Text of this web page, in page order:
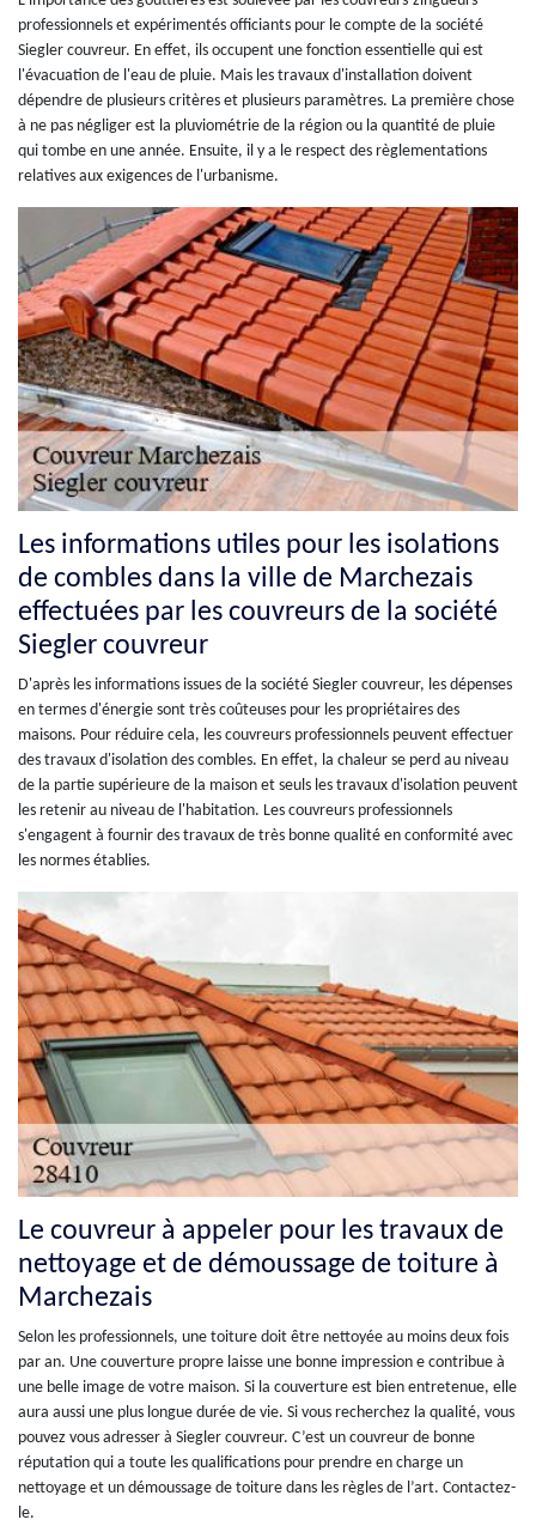
professionnels et expérimentés officiants pour le compte de la société
Siegler couvreur. En effet, ils occupent une fonction essentielle qui est
l'évacuation de l'eau de pluie. Mais les travaux d'installation doivent
dépendre de plusieurs critères et plusieurs paramètres. La première chose
à ne pas négliger est la pluviométrie de la région ou la quantité de pluie
qui tombe en une année. Ensuite, il y a le respect des règlementations
relatives aux exigences de l'urbanisme.
Les informations utiles pour les isolations
de combles dans la ville de Marchezais
effectuées par les couvreurs de la société
Siegler couvreur
D'après les informations issues de la société Siegler couvreur, les dépenses
en termes d'énergie sont très coûteuses pour les propriétaires des
maisons. Pour réduire cela, les couvreurs professionnels peuvent effectuer
des travaux d'isolation des combles. En effet, la chaleur se perd au niveau
de la partie supérieure de la maison et seuls les travaux d'isolation peuvent
les retenir au niveau de l'habitation. Les couvreurs professionnels
s'engagent à fournir des travaux de très bonne qualité en conformité avec
les normes établies.
Le couvreur à appeler pour les travaux de
nettoyage et de démoussage de toiture à
Marchezais
Selon les professionnels, une toiture doit être nettoyée au moins deux fois
par an. Une couverture propre laisse une bonne impression e contribue à
une belle image de votre maison. Si la couverture est bien entretenue, elle
aura aussi une plus longue durée de vie. Si vous recherchez la qualité, vous
pouvez vous adresser à Siegler couvreur. C’est un couvreur de bonne
réputation qui a toute les qualifications pour prendre en charge un
nettoyage et un démoussage de toiture dans les règles de l’art. Contactez-
le.